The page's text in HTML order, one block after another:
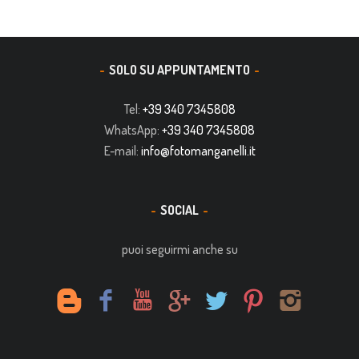
SOLO SU APPUNTAMENTO
Tel: +39 340 7345808
WhatsApp: +39 340 7345808
E-mail: info@fotomanganelli.it
SOCIAL
puoi seguirmi anche su